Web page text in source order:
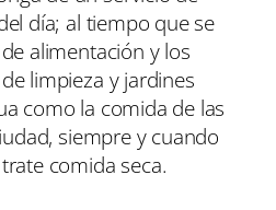
día; al tiempo que se
alimentación y los
limpieza y jardines
como la comida de las
siempre y cuando
comida seca.